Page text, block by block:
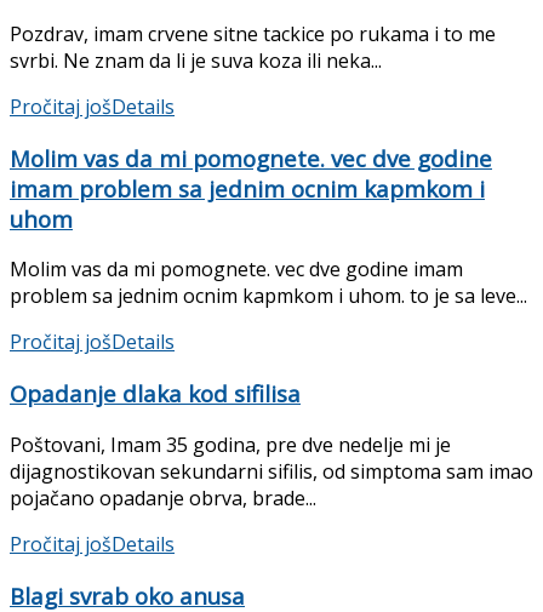
Pozdrav, imam crvene sitne tackice po rukama i to me
svrbi. Ne znam da li je suva koza ili neka...
Pročitaj jošDetails
Molim vas da mi pomognete. vec dve godine
imam problem sa jednim ocnim kapmkom i
uhom
Molim vas da mi pomognete. vec dve godine imam
problem sa jednim ocnim kapmkom i uhom. to je sa leve...
Pročitaj jošDetails
Opadanje dlaka kod sifilisa
Poštovani, Imam 35 godina, pre dve nedelje mi je
dijagnostikovan sekundarni sifilis, od simptoma sam imao
pojačano opadanje obrva, brade...
Pročitaj jošDetails
Blagi svrab oko anusa